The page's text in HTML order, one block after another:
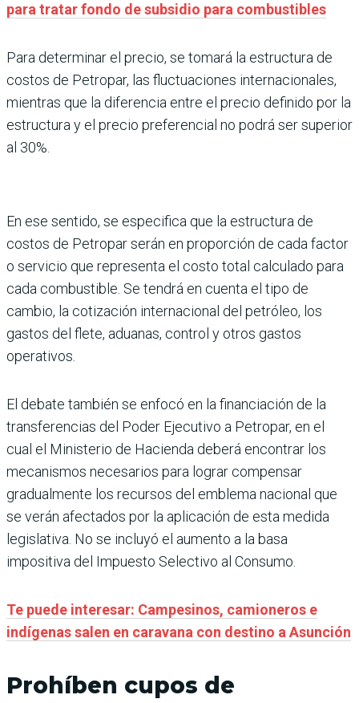
para tratar fondo de subsidio para combustibles
Para determinar el precio, se tomará la estructura de
costos de Petropar, las fluctuaciones internacionales,
mientras que la diferencia entre el precio definido por la
estructura y el precio preferencial no podrá ser superior
al 30%.
En ese sentido, se especifica que la estructura de
costos de Petropar serán en proporción de cada factor
o servicio que representa el costo total calculado para
cada combustible. Se tendrá en cuenta el tipo de
cambio, la cotización internacional del petróleo, los
gastos del flete, aduanas, control y otros gastos
operativos.
El debate también se enfocó en la financiación de la
transferencias del Poder Ejecutivo a Petropar, en el
cual el Ministerio de Hacienda deberá encontrar los
mecanismos necesarios para lograr compensar
gradualmente los recursos del emblema nacional que
se verán afectados por la aplicación de esta medida
legislativa. No se incluyó el aumento a la basa
impositiva del Impuesto Selectivo al Consumo.
Te puede interesar: Campesinos, camioneros e
indígenas salen en caravana con destino a Asunción
Prohíben cupos de